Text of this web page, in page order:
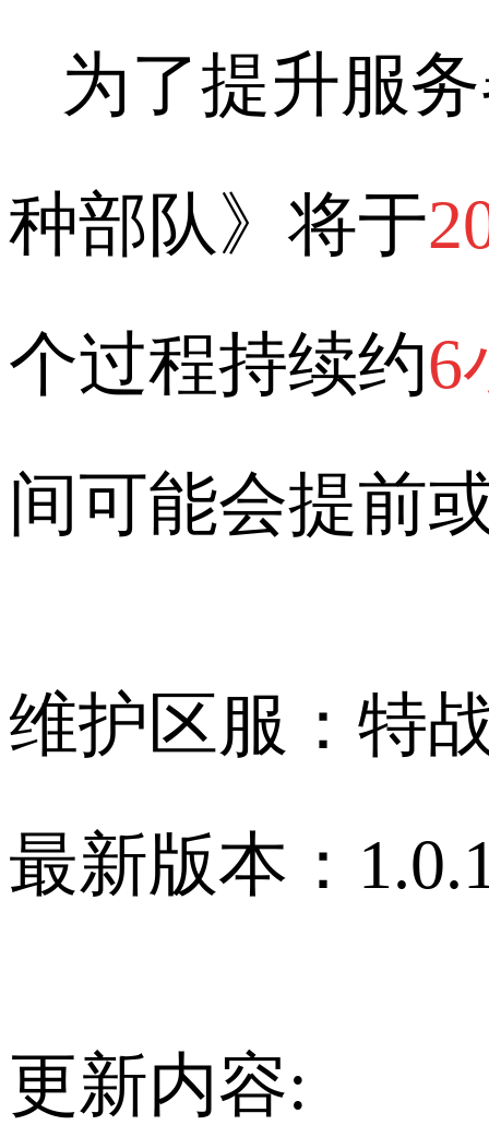
为了提升服
种部队》将于
个过程持续约6
间可能会提前
维护区服：特
最新版本：
更新内容: